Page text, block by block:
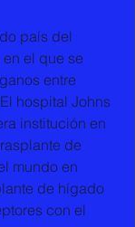
país del
el que se
entre
hospital Johns
institución en
de
mundo en
de hígado
con el